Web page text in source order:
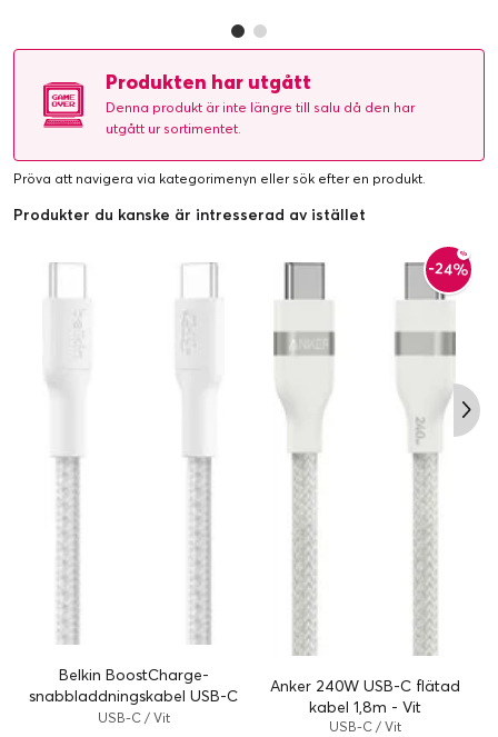
Produkten har utgått
Denna produkt är inte längre till salu då den har
utgått ur sortimentet.
Pröva att navigera via kategorimenyn eller sök efter en produkt.
Produkter du kanske är intresserad av istället
Belkin BoostCharge-
snabbladdningskabel USB-C
till USB-C / Flätad / 240W /
USB-C / Vit
-24%
Anker 240W USB-C flätad
kabel 1,8m - Vit
USB-C / Vit